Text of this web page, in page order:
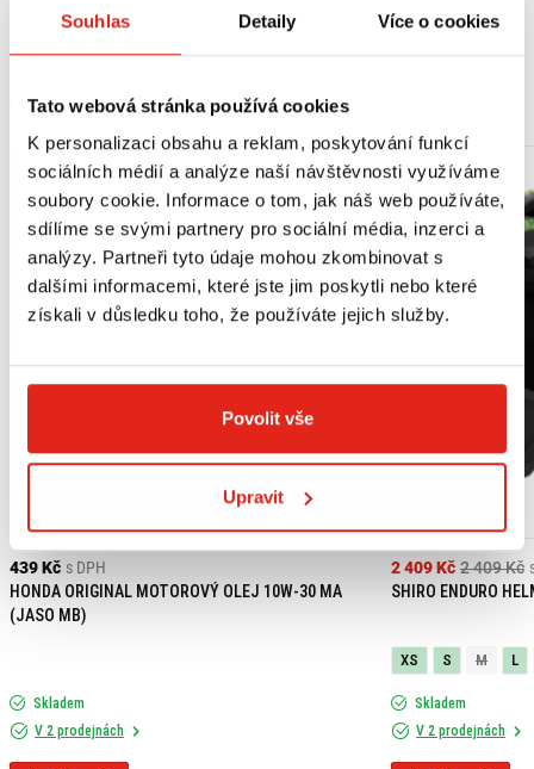
Souhlas Detaily Více o cookies
Tato webová stránka používá cookies
K personalizaci obsahu a reklam, poskytování funkcí
sociálních médií a analýze naší návštěvnosti využíváme
soubory cookie. Informace o tom, jak náš web používáte,
sdílíme se svými partnery pro sociální média, inzerci a
analýzy. Partneři tyto údaje mohou zkombinovat s
dalšími informacemi, které jste jim poskytli nebo které
získali v důsledku toho, že používáte jejich služby.
Povolit vše
Upravit
MOHLO BY SE VÁM LÍBIT
439 Kč s DPH
HONDA ORIGINAL MOTOROVÝ OLEJ 10W-30 MA
(JASO MB)
Skladem
V 2 prodejnách
2 409 Kč
2 409 Kč
SHIRO ENDURO
XS S M L
Skladem
V 2 prodejnách